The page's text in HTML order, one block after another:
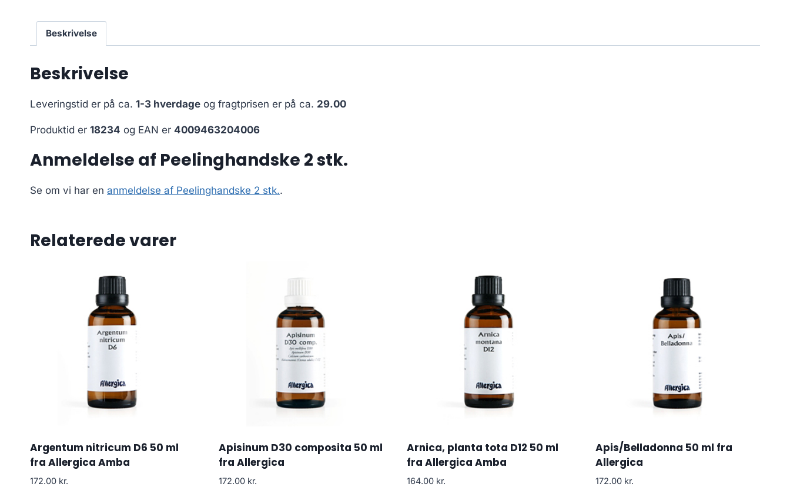
Beskrivelse
Beskrivelse
Leveringstid er på ca. 1-3 hverdage og fragtprisen er på ca. 29.00
Produktid er 18234 og EAN er 4009463204006
Anmeldelse af Peelinghandske 2 stk.
Se om vi har en anmeldelse af Peelinghandske 2 stk..
Relaterede varer
Argentum nitricum D6 50 ml
fra Allergica Amba
172.00 kr.
Apisinum D30 composita 50 ml
fra Allergica
172.00 kr.
Arnica, planta tota D12 50 ml
fra Allergica Amba
164.00 kr.
Apis/Belladonna 50 ml fra
Allergica
172.00 kr.